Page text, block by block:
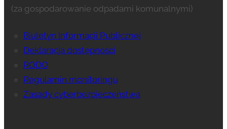
(za gospodarowanie odpadami komunalnymi)
Biuletyn Informacji Publicznej
Deklaracja dostępności
RODO
Regulamin monitoringu
Zasady cyberbezpieczeństwa